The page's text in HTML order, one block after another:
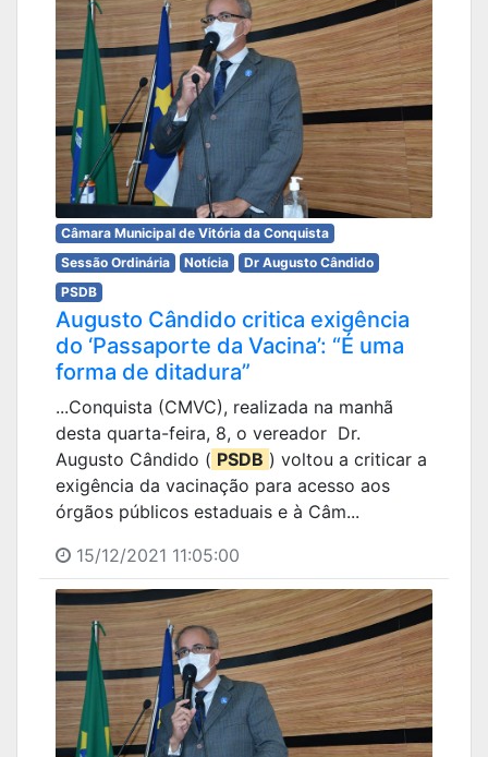
Câmara Municipal de Vitória da Conquista
Sessão Ordinária
Notícia
Dr Augusto Cândido
PSDB
Augusto Cândido critica exigência
do ‘Passaporte da Vacina’: “É uma
forma de ditadura”
...Conquista (CMVC), realizada na manhã
desta quarta-feira, 8, o vereador Dr.
Augusto Cândido ( PSDB ) voltou a criticar a
exigência da vacinação para acesso aos
órgãos públicos estaduais e à Câm...
15/12/2021 11:05:00